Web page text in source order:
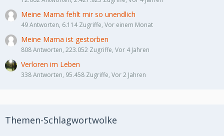
Meine Mama fehlt mir so unendlich
49 Antworten, 6.114 Zugriffe, Vor einem Monat
Meine Mama ist gestorben
808 Antworten, 223.052 Zugriffe, Vor 4 Jahren
Verloren im Leben
338 Antworten, 95.458 Zugriffe, Vor 2 Jahren
Themen-Schlagwortwolke